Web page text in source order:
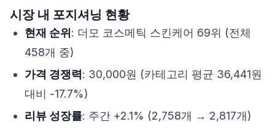
시장 내 포지셔닝 현황
현재 순위 : 더모 코스메틱 스킨케어 69위 (전체
458개 중)
가격 경쟁력: 30,000원 (카테고리 평균 36,441원
대비 -17.7%)
리뷰 성장률: 주간 +2.1% (2,758개 → 2,817개)